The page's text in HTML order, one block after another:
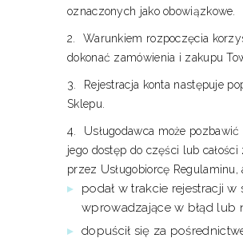
oznaczonych jako obowiązkowe.
Warunkiem rozpoczęcia
dokonać zamówienia i zakupu
Rejestracja konta następuje
Sklepu.
Usługodawca może
jego dostęp do części lub
przez Usługobiorcę
podał w trakcie rejestracji
wprowadzające w błąd lub
dopuścił się za